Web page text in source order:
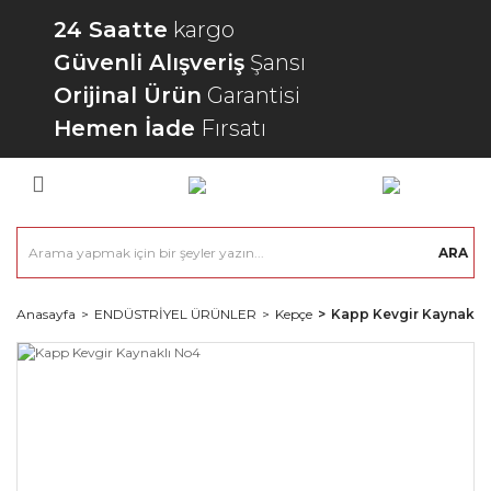
24 Saatte kargo
Güvenli Alışveriş Şansı
Orijinal Ürün Garantisi
Hemen İade Fırsatı
ARA
Anasayfa ENDÜSTRİYEL ÜRÜNLER Kepçe Kapp Kevgir Kaynaklı